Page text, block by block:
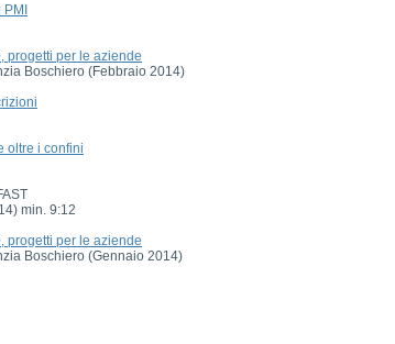
PMI
progetti per le aziende
Boschiero (Febbraio 2014)
oltre i confini
min. 9:12
progetti per le aziende
Boschiero (Gennaio 2014)